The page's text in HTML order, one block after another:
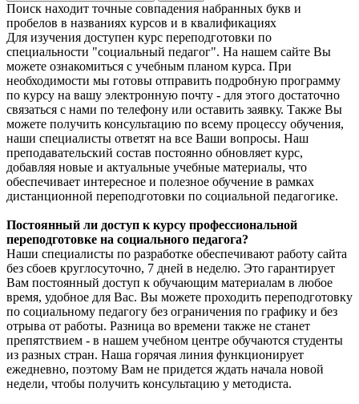
Поиск находит точные совпадения набранных букв и
пробелов в названиях курсов и в квалификациях
Для изучения доступен курс переподготовки по
специальности "социальный педагог". На нашем сайте Вы
можете ознакомиться с учебным планом курса. При
необходимости мы готовы отправить подробную программу
по курсу на вашу электронную почту - для этого достаточно
связаться с нами по телефону или оставить заявку. Также Вы
можете получить консультацию по всему процессу обучения,
наши специалисты ответят на все Ваши вопросы. Наш
преподавательский состав постоянно обновляет курс,
добавляя новые и актуальные учебные материалы, что
обеспечивает интересное и полезное обучение в рамках
дистанционной переподготовки по социальной педагогике.
Постоянный ли доступ к курсу профессиональной
переподготовке на социального педагога?
Наши специалисты по разработке обеспечивают работу сайта
без сбоев круглосуточно, 7 дней в неделю. Это гарантирует
Вам постоянный доступ к обучающим материалам в любое
время, удобное для Вас. Вы можете проходить переподготовку
по социальному педагогу без ограничения по графику и без
отрыва от работы. Разница во времени также не станет
препятствием - в нашем учебном центре обучаются студенты
из разных стран. Наша горячая линия функционирует
ежедневно, поэтому Вам не придется ждать начала новой
недели, чтобы получить консультацию у методиста.